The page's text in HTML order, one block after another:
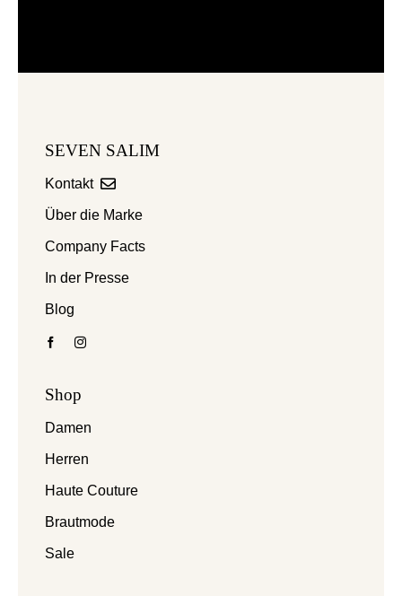
SEVEN SALIM
Kontakt
Über die Marke
Company Facts
In der Presse
Blog
Shop
Damen
Herren
Haute Couture
Brautmode
Sale